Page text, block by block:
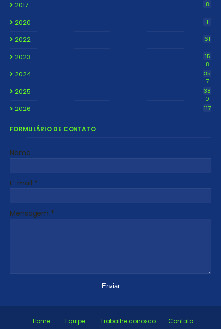
2017 8
2020 1
2022 61
2023
15
8
2024
35
7
2025
38
0
2026 117
FORMULÁRIO DE CONTATO
Nome
E-mail *
Mensagem *
Home Equipe Trabalhe conosco Contato